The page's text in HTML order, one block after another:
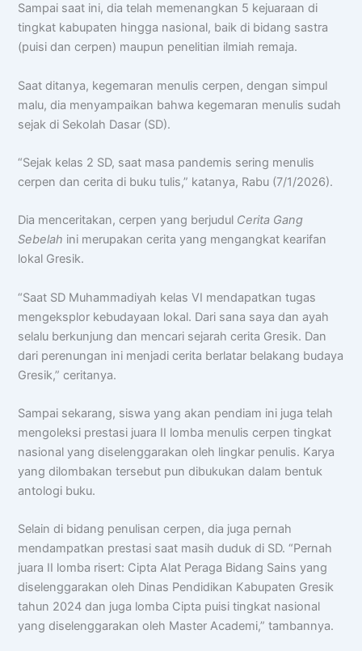
Chat AISA
Artificial Intelligence Spemdalas Assistant
Halo! SayaAISA- ArtificialIntelligence
S
pemdalas
📝 Info Pendaftaran (PPDB)
🏆 Program Unggulan
📍 Lokasi & Kontak
Sampai saat ini, dia telah memenangkan 5 kejuaraan di
tingkat kabupaten hingga nasional, baik di bidang sastra
(puisi dan cerpen) maupun penelitian ilmiah remaja.
Saat ditanya, kegemaran menulis cerpen, dengan simpul
malu, dia menyampaikan bahwa kegemaran menulis sudah
sejak di Sekolah Dasar (SD).
“Sejak kelas 2 SD, saat masa pandemis sering menulis
cerpen dan cerita di buku tulis,” katanya, Rabu (7/1/2026).
Dia menceritakan, cerpen yang berjudul Cerita Gang
Sebelah ini merupakan cerita yang mengangkat kearifan
lokal Gresik.
“Saat SD Muhammadiyah kelas VI mendapatkan tugas
mengeksplor kebudayaan lokal. Dari sana saya dan ayah
selalu berkunjung dan mencari sejarah cerita Gresik. Dan
dari perenungan ini menjadi cerita berlatar belakang budaya
Gresik,” ceritanya.
Sampai sekarang, siswa yang akan pendiam ini juga telah
mengoleksi prestasi juara II lomba menulis cerpen tingkat
nasional yang diselenggarakan oleh lingkar penulis. Karya
yang dilombakan tersebut pun dibukukan dalam bentuk
antologi buku.
Selain di bidang penulisan cerpen, dia juga pernah
mendampatkan prestasi saat masih duduk di SD. “Pernah
juara II lomba risert: Cipta Alat Peraga Bidang Sains yang
diselenggarakan oleh Dinas Pendidikan Kabupaten Gresik
tahun 2024 dan juga lomba Cipta puisi tingkat nasional
yang diselenggarakan oleh Master Academi,” tambannya.